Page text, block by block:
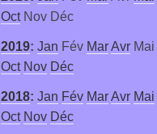
Oct Nov Déc
2019: Jan Fév MarAvr Mai
Oct Nov Déc
2018: Jan Fév MarAvr Mai
Oct Nov Déc